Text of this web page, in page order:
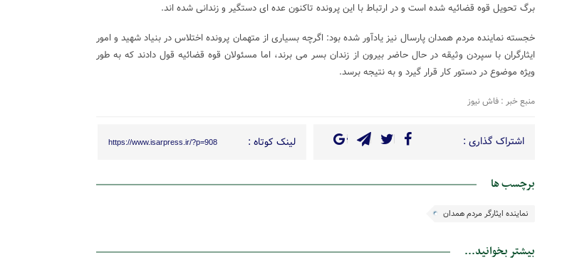
برگ تحویل قوه قضائیه شده است و در ارتباط با این پرونده تاکنون عده ای دستگیر و زندانی شده اند.
خجسته نماینده مردم همدان پارسال نیز یادآور شده بود: اگرچه بسیاری از متهمان پرونده اختلاس در بنیاد شهید و امور
ایثارگران با سپردن وثیقه در حال حاضر بیرون از زندان بسر می برند، اما مسئولان قوه قضائیه قول دادند که به طور
ویژه موضوع در دستور کار قرار گیرد و به نتیجه برسد.
منبع خبر : فاش نیوز
اشتراک گذاری : لینک کوتاه : https://www.isarpress.ir/?p=908
برچسب ها
نماینده ایثارگر مردم همدان
بیشتر بخوانید...